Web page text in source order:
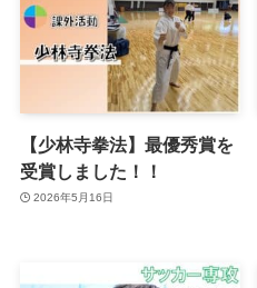
【少林寺拳法】最優秀賞を
受賞しました！！
2026年5月16日